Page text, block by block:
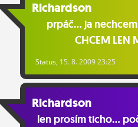
Richardson
prpáč... ja
CHCEM LEN
Status, 15. 8. 2009 23:25
Richardson
len prosím ticho...